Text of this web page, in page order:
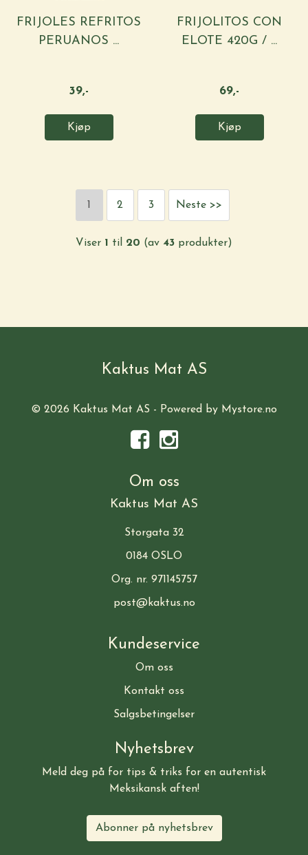
FRIJOLES REFRITOS
PERUANOS ...
39,-
Kjøp
FRIJOLITOS CON
ELOTE 420G / ...
69,-
Kjøp
2 3 Neste >>
Viser 1 til 20 (av 43 produkter)
Kaktus Mat AS
© 2026 Kaktus Mat AS - Powered by Mystore.no
Om oss
Kaktus Mat AS
Storgata 32
0184 OSLO
Org. nr. 971145757
post@kaktus.no
Kundeservice
Om oss
Kontakt oss
Salgsbetingelser
Nyhetsbrev
Meld deg på for tips & triks for en autentisk
Meksikansk aften!
Abonner på nyhetsbrev